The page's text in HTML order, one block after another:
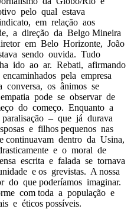
pelo qual estava
em relação aos
a direção da Belgo Mineira
em Belo Horizonte, João
sendo ouvida. Tudo
ido ao ar. Rebati, afirmando
pela empresa
os ânimos se
pode se observar de
do começo. Enquanto a
– que já durava
e filhos pequenos nas
continuavam dentro da Usina,
e o moral de
escrita e falada se tornava
e os grevistas. A nossa
do que poderíamos imaginar.
com toda a população e
e éticos possíveis.